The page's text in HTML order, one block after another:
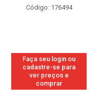
Código: 176494
Faça seu login ou
cadastre-se para
ver preços e
comprar